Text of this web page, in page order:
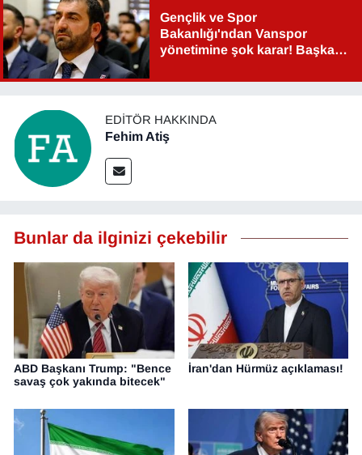
Gençlik ve Spor
Bakanlığı'ndan Vanspor
yönetimine şok karar! Başkan
EDITÖR HAKKINDA
Fehim Atiş
Bunlar da ilginizi çekebilir
ABD Başkanı Trump: "Bence
savaş çok yakında bitecek"
İran'dan Hürmüz açıklaması!